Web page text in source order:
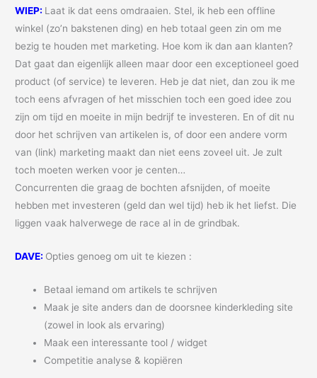
WIEP: Laat ik dat eens omdraaien. Stel, ik heb een offline
winkel (zo’n bakstenen ding) en heb totaal geen zin om me
bezig te houden met marketing. Hoe kom ik dan aan klanten?
Dat gaat dan eigenlijk alleen maar door een exceptioneel goed
product (of service) te leveren. Heb je dat niet, dan zou ik me
toch eens afvragen of het misschien toch een goed idee zou
zijn om tijd en moeite in mijn bedrijf te investeren. En of dit nu
door het schrijven van artikelen is, of door een andere vorm
van (link) marketing maakt dan niet eens zoveel uit. Je zult
toch moeten werken voor je centen…
Concurrenten die graag de bochten afsnijden, of moeite
hebben met investeren (geld dan wel tijd) heb ik het liefst. Die
liggen vaak halverwege de race al in de grindbak.
DAVE: Opties genoeg om uit te kiezen :
Betaal iemand om artikels te schrijven
Maak je site anders dan de doorsnee kinderkleding site
(zowel in look als ervaring)
Maak een interessante tool / widget
Competitie analyse & kopiëren